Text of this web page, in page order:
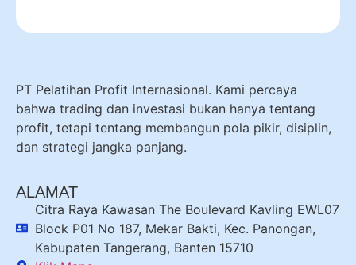
PT Pelatihan Profit Internasional. Kami percaya
bahwa trading dan investasi bukan hanya tentang
profit, tetapi tentang membangun pola pikir, disiplin,
dan strategi jangka panjang.
ALAMAT
Citra Raya Kawasan The Boulevard Kavling EWL07
Block P01 No 187, Mekar Bakti, Kec. Panongan,
Kabupaten Tangerang, Banten 15710